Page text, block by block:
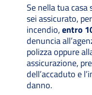
Se nella tua
sei assicurato,
incendio,entro
denuncia
polizza oppure
assicurazione,
dell’accaduto e
danno.